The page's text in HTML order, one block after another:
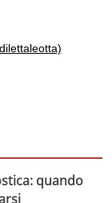
quando